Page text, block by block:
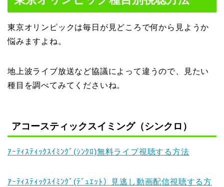
東京オリンピックは毎日が見どころで何から見ようか
悩みますよね。
地上波ライブ放送など協議によって違うので、見たい
種目を調べてみてくださいね。
アコースティックスイミング（シンクロ）
ｱｰﾃｨｽﾃｨｯｸｽｲﾐﾝｸﾞ(ｼﾝｸﾛ)無料ライブ視聴する方法
ｱｰﾃｨｽﾃｨｯｸｽｲﾐﾝｸﾞ(ﾃﾞｭｴｯﾄ）見逃し動画配信視聴する方